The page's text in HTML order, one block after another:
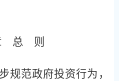
总 则
规范政府投资行为，